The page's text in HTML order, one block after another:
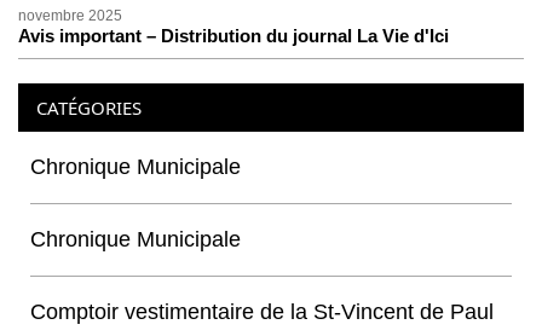
novembre 2025
Avis important – Distribution du journal La Vie d'Ici
CATÉGORIES
Chronique Municipale
Chronique Municipale
Comptoir vestimentaire de la St-Vincent de Paul